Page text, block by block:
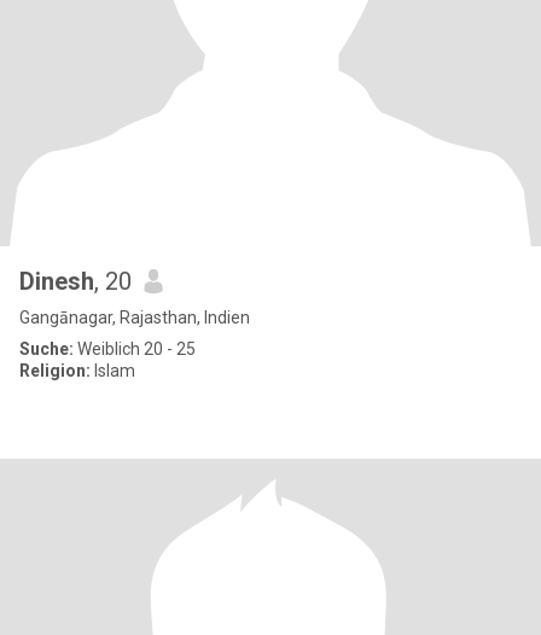
Dinesh, 20
Gangānagar, Rajasthan, Indien
Suche: Weiblich 20 - 25
Religion: Islam